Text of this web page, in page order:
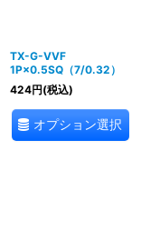
TX-G-VVF
1P×0.5SQ（7/0.32）
424円(税込)
オプション選択